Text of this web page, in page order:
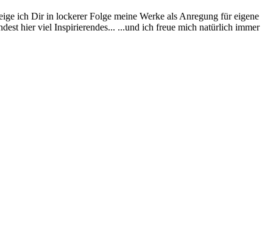
ich Dir in lockerer Folge meine Werke als Anregung für eigene
hier viel Inspirierendes... ...und ich freue mich natürlich immer